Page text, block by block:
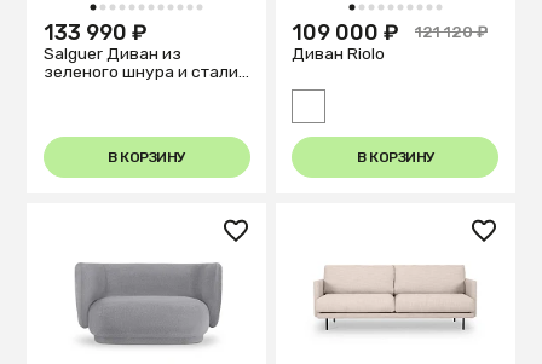
1 2 3 4 5 6 7 8 9 101112
133 990 ₽
Salguer Диван из
зеленого шнура и стали
В КОРЗИНУ
1 2 3 4 5 6 7 8 9 10
109 000 ₽
121 120 ₽
Диван Riolo
В КОРЗИНУ